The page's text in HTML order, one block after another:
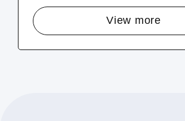
View more